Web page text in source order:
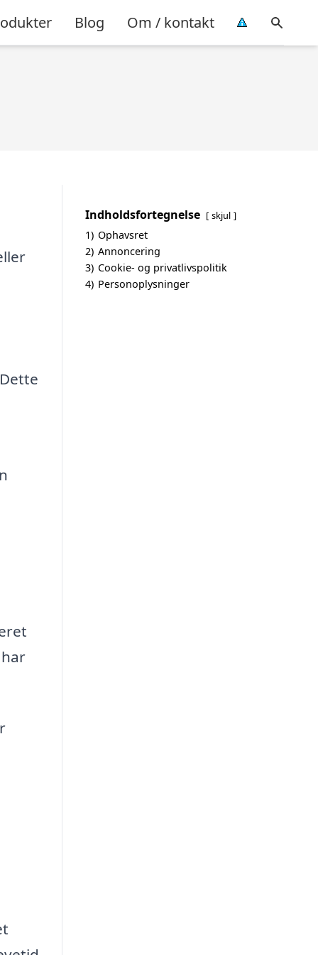
Blog Om / kontakt
Indholdsfortegnelse skjul
1) Ophavsret
2) Annoncering
3) Cookie- og privatlivspolitik
4) Personoplysninger